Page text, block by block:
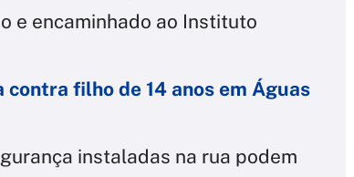
e encaminhado ao Instituto
filho de 14 anos em Águas
instaladas na rua podem